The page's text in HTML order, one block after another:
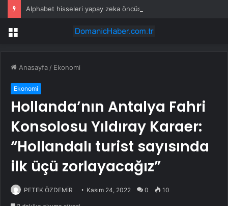
Menü
Anasayfa / Ekonomi
Ekonomi
Hollanda’nın Antalya Fahri
Konsolosu Yıldıray Karaer:
“Hollandalı turist sayısında
ilk üçü zorlayacağız”
PETEK ÖZDEMİR Kasım 24, 2022 0 10